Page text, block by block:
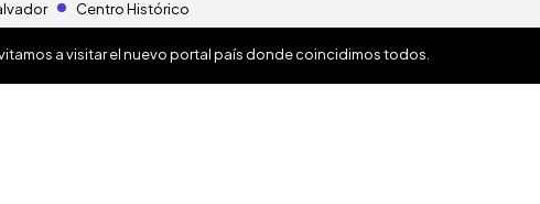
Centro Histórico
a visitar el nuevo portal país donde coincidimos todos.